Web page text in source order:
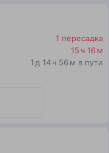
1 пересадка
15 ч 16 м
1 д 14 ч 56 м в пути